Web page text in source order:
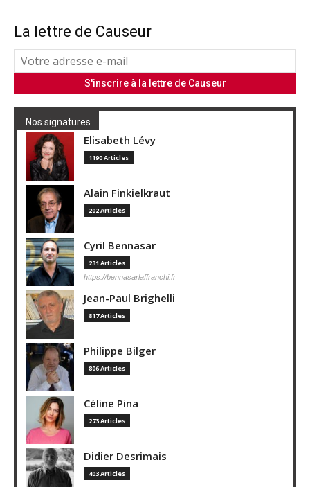
La lettre de Causeur
Nos signatures
Elisabeth Lévy
1190 Articles
Alain Finkielkraut
202 Articles
Cyril Bennasar
231 Articles
https://bennasarlaffranchi.fr
Jean-Paul Brighelli
817 Articles
Philippe Bilger
806 Articles
Céline Pina
273 Articles
Didier Desrimais
403 Articles